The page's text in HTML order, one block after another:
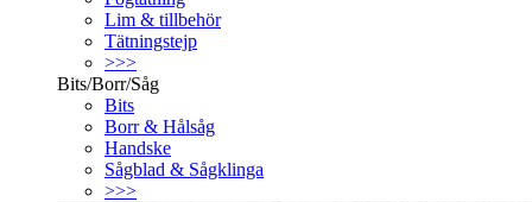
Lim & tillbehör
Tätningstejp
>>>
Bits/Borr/Såg
Bits
Borr & Hålsåg
Handske
Sågblad & Sågklinga
>>>